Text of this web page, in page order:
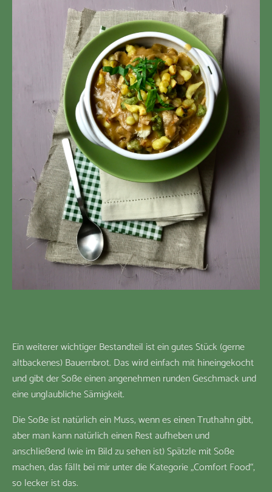
Ein weiterer wichtiger Bestandteil ist ein gutes Stück (gerne
altbackenes) Bauernbrot. Das wird einfach mit hineingekocht
und gibt der Soße einen angenehmen runden Geschmack und
eine unglaubliche Sämigkeit.
Die Soße ist natürlich ein Muss, wenn es einen Truthahn gibt,
aber man kann natürlich einen Rest aufheben und
anschließend (wie im Bild zu sehen ist) Spätzle mit Soße
machen, das fällt bei mir unter die Kategorie „Comfort Food“,
so lecker ist das.